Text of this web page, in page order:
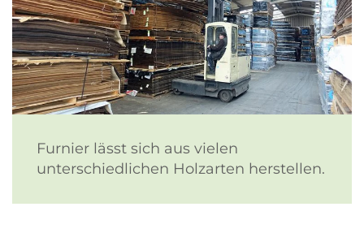
Furnier lässt sich aus vielen
unterschiedlichen Holzarten herstellen.